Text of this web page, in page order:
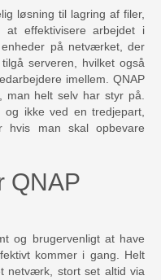
løsning til lagring af filer,
effektivisere arbejdet i
på netværket, der
serveren, hvilket også
imellem. QNAP
man helt selv har styr på.
ikke ved en tredjepart,
man skal opbevare
QNAP
og brugervenligt at have
kommer i gang. Helt
netværk, stort set altid via